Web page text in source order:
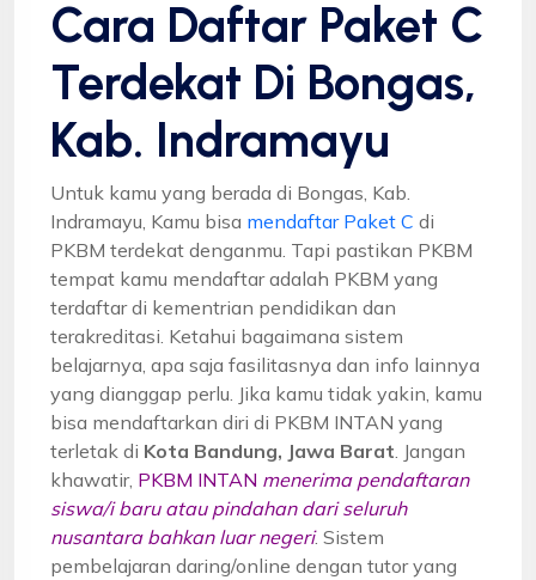
Cara Daftar Paket C
Terdekat Di Bongas,
Kab. Indramayu
Untuk kamu yang berada di Bongas, Kab.
Indramayu, Kamu bisa mendaftar Paket C di
PKBM terdekat denganmu. Tapi pastikan PKBM
tempat kamu mendaftar adalah PKBM yang
terdaftar di kementrian pendidikan dan
terakreditasi. Ketahui bagaimana sistem
belajarnya, apa saja fasilitasnya dan info lainnya
yang dianggap perlu. Jika kamu tidak yakin, kamu
bisa mendaftarkan diri di PKBM INTAN yang
terletak di Kota Bandung, Jawa Barat . Jangan
khawatir, PKBM INTAN menerima pendaftaran
siswa/i baru atau pindahan dari seluruh
nusantara bahkan luar negeri. Sistem
pembelajaran daring/online dengan tutor yang